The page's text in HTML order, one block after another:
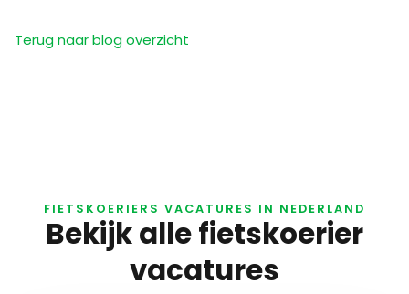
Terug naar blog overzicht
FIETSKOERIERS VACATURES IN NEDERLAND
Bekijk alle fietskoerier
vacatures